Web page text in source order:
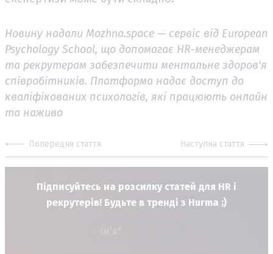
Новину надали Mozhna.space — сервіс від European
Psychology School, що допомагає HR-менеджерам
та рекрутерам забезпечити ментальне здоров'я
співробітників. Платформа надає доступ до
кваліфікованих психологів, які працюють онлайн
та наживо
Попередня стаття Наступна стаття
Підписуйтесь на розсилку статей для HR і
рекрутерів! Будьте в тренді з Hurma ;)